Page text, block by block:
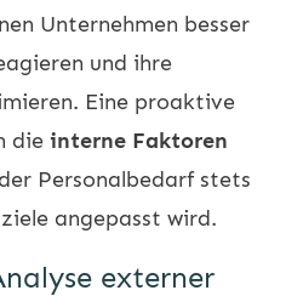
Unternehmen besser
und ihre
Eine proaktive
die interne Faktoren
Personalbedarf stets
angepasst wird.
externer